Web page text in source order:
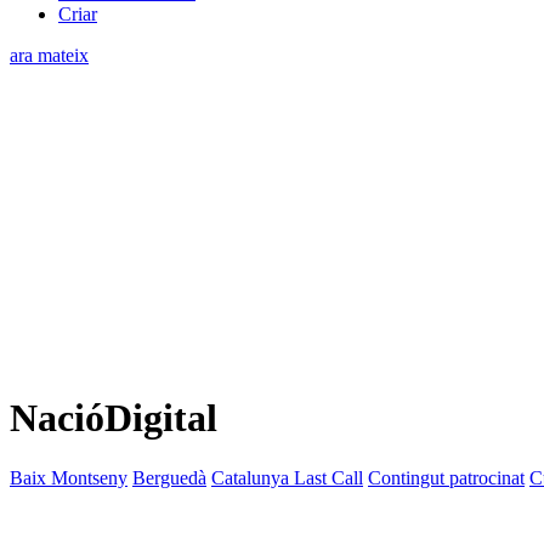
Criar
ara mateix
NacióDigital
Baix Montseny Berguedà Catalunya Last Call Contingut patrocinat